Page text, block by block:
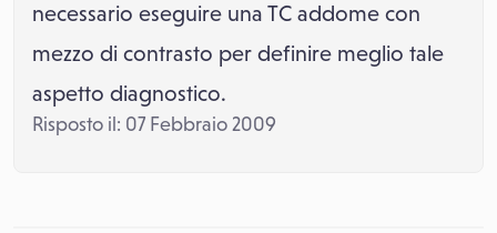
necessario eseguire una TC addome con
mezzo di contrasto per definire meglio tale
aspetto diagnostico.
Risposto il: 07 Febbraio 2009